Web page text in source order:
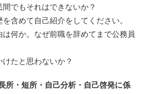
でもそれはできないか？
含めて自己紹介をしてください。
は何か。なぜ前職を辞めてまで公務員
たと思わないか？
所・短所・自己分析・自己啓発に係